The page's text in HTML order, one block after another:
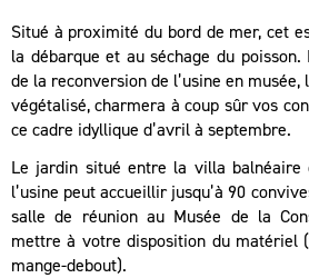
Situé à proximité du bord de mer, cet
la débarque et au séchage du poisson.
de la reconversion de l’usine en
végétalisé, charmera à coup sûr vos
ce cadre idyllique d’avril à septembre.
Le jardin situé entre la villa
l’usine peut accueillir jusqu’à 90
salle de réunion au Musée de la
mettre à votre disposition du matériel
mange-debout).